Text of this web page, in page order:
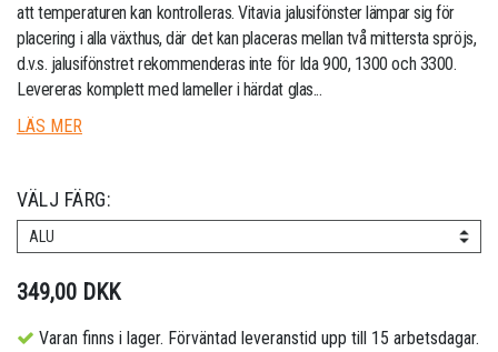
att temperaturen kan kontrolleras. Vitavia jalusifönster lämpar sig för
placering i alla växthus, där det kan placeras mellan två mittersta spröjs,
d.v.s. jalusifönstret rekommenderas inte för Ida 900, 1300 och 3300.
Levereras komplett med lameller i härdat glas...
LÄS MER
VÄLJ FÄRG:
ALU
349,00 DKK
Varan finns i lager. Förväntad leveranstid upp till 15 arbetsdagar.